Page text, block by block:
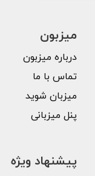
میزبون
درباره میزبون
تماس با ما
میزبان شوید
پنل میزبانی
پیشنهاد ویژه